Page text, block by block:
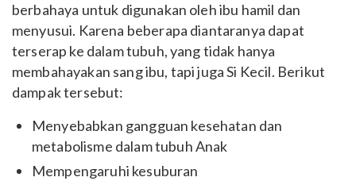
berbahaya untuk digunakan oleh ibu hamil dan
menyusui. Karena beberapa diantaranya dapat
terserap ke dalam tubuh, yang tidak hanya
membahayakan sang ibu, tapi juga Si Kecil. Berikut
dampak tersebut:
Menyebabkan gangguan kesehatan dan
metabolisme dalam tubuh Anak
Mempengaruhi kesuburan